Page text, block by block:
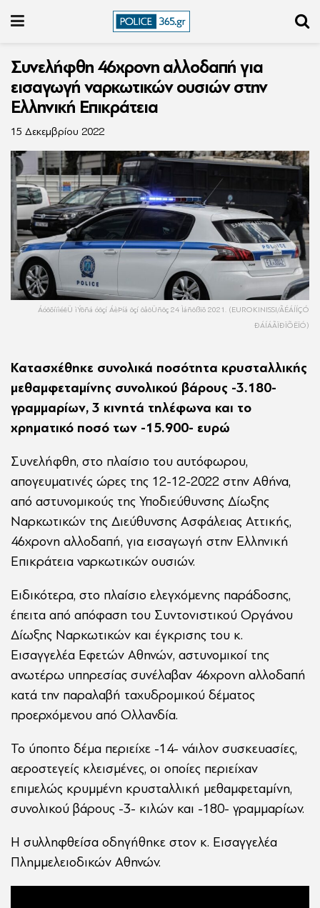
Συνελήφθη 46χρονη αλλοδαπή για
εισαγωγή ναρκωτικών ουσιών στην
Ελληνική Επικράτεια
15 Δεκεμβρίου 2022
ÁóôõíïìéêÜ ìÝôñá óôçí ÁèÞíá ôçí ôåôÜñôç 24 Ìáñôßïõ 2021. (EUROKINISSI/ÃÉÁÍÍÇÓ
ÐÁÍÁÃÏÐÏÕËÏÓ)
Κατασχέθηκε συνολικά ποσότητα κρυσταλλικής
μεθαμφεταμίνης συνολικού βάρους -3.180-
γραμμαρίων, 3 κινητά τηλέφωνα και το
χρηματικό ποσό των -15.900- ευρώ
Συνελήφθη, στο πλαίσιο του αυτόφωρου,
απογευματινές ώρες της 12-12-2022 στην Αθήνα,
από αστυνομικούς της Υποδιεύθυνσης Δίωξης
Ναρκωτικών της Διεύθυνσης Ασφάλειας Αττικής,
46χρονη αλλοδαπή, για εισαγωγή στην Ελληνική
Επικράτεια ναρκωτικών ουσιών.
Ειδικότερα, στο πλαίσιο ελεγχόμενης παράδοσης,
έπειτα από απόφαση του Συντονιστικού Οργάνου
Δίωξης Ναρκωτικών και έγκρισης του κ.
Εισαγγελέα Εφετών Αθηνών, αστυνομικοί της
ανωτέρω υπηρεσίας συνέλαβαν 46χρονη αλλοδαπή
κατά την παραλαβή ταχυδρομικού δέματος
προερχόμενου από Ολλανδία.
Το ύποπτο δέμα περιείχε -14- νάιλον συσκευασίες,
αεροστεγείς κλεισμένες, οι οποίες περιείχαν
επιμελώς κρυμμένη κρυσταλλική μεθαμφεταμίνη,
συνολικού βάρους -3- κιλών και -180- γραμμαρίων.
Η συλληφθείσα οδηγήθηκε στον κ. Εισαγγελέα
Πλημμελειοδικών Αθηνών.